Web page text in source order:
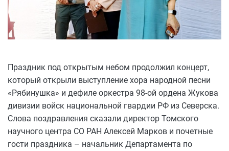
Праздник под открытым небом продолжил концерт,
который открыли выступление хора народной песни
«Рябинушка» и дефиле оркестра 98-ой ордена Жукова
дивизии войск национальной гвардии РФ из Северска.
Слова поздравления сказали директор Томского
научного центра СО РАН Алексей Марков и почетные
гости праздника – начальник Департамента по